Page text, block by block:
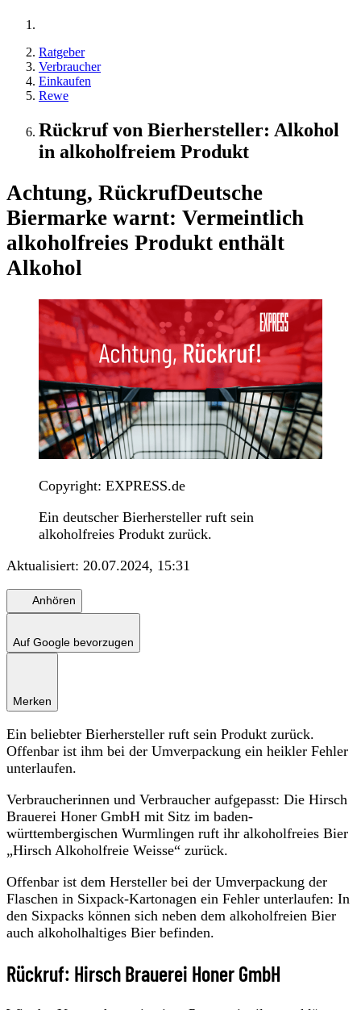
Ratgeber
Verbraucher
Einkaufen
Rewe
Rückruf von Bierhersteller: Alkohol
in alkoholfreiem Produkt
Achtung, RückrufDeutsche
Biermarke warnt: Vermeintlich
alkoholfreies Produkt enthält
Alkohol
Copyright: EXPRESS.de
Ein deutscher Bierhersteller ruft sein
alkoholfreies Produkt zurück.
Aktualisiert: 20.07.2024, 15:31
Anhören
Auf Google bevorzugen
Merken
Ein beliebter Bierhersteller ruft sein Produkt zurück.
Offenbar ist ihm bei der Umverpackung ein heikler Fehler
unterlaufen.
Verbraucherinnen und Verbraucher aufgepasst: Die Hirsch
Brauerei Honer GmbH mit Sitz im baden-
württembergischen Wurmlingen ruft ihr alkoholfreies Bier
„Hirsch Alkoholfreie Weisse“ zurück.
Offenbar ist dem Hersteller bei der Umverpackung der
Flaschen in Sixpack-Kartonagen ein Fehler unterlaufen: In
den Sixpacks können sich neben dem alkoholfreien Bier
auch alkoholhaltiges Bier befinden.
Rückruf: Hirsch Brauerei Honer GmbH